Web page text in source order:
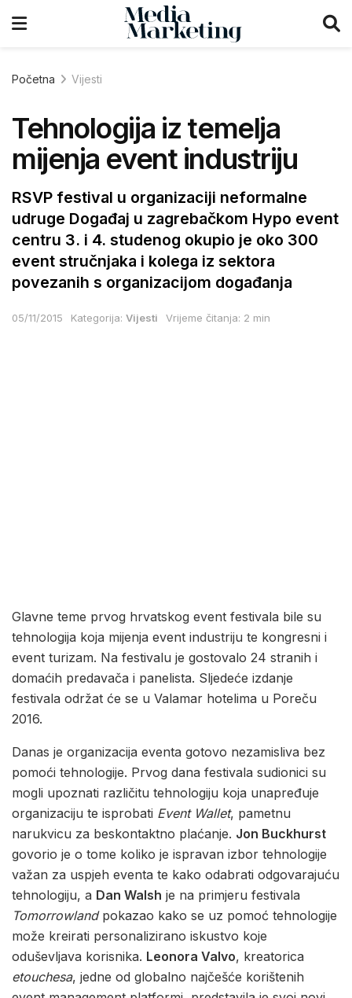
Početna Vijesti
Tehnologija iz temelja
mijenja event industriju
RSVP festival u organizaciji neformalne
udruge Događaj u zagrebačkom Hypo event
centru 3. i 4. studenog okupio je oko 300
event stručnjaka i kolega iz sektora
povezanih s organizacijom događanja
05/11/2015 Kategorija: Vijesti Vrijeme čitanja: 2 min
Glavne teme prvog hrvatskog event festivala bile su
tehnologija koja mijenja event industriju te kongresni i
event turizam. Na festivalu je gostovalo 24 stranih i
domaćih predavača i panelista. Sljedeće izdanje
festivala održat će se u Valamar hotelima u Poreču
2016.
Danas je organizacija eventa gotovo nezamisliva bez
pomoći tehnologije. Prvog dana festivala sudionici su
mogli upoznati različitu tehnologiju koja unapređuje
organizaciju te isprobati Event Wallet, pametnu
narukvicu za beskontaktno plaćanje. Jon Buckhurst
govorio je o tome koliko je ispravan izbor tehnologije
važan za uspjeh eventa te kako odabrati odgovarajuću
tehnologiju, a Dan Walsh je na primjeru festivala
Tomorrowlandpokazao kako se uz pomoć tehnologije
može kreirati personalizirano iskustvo koje
oduševljava korisnika. Leonora Valvo, kreatorica
etouchesa, jedne od globalno najčešće korištenih